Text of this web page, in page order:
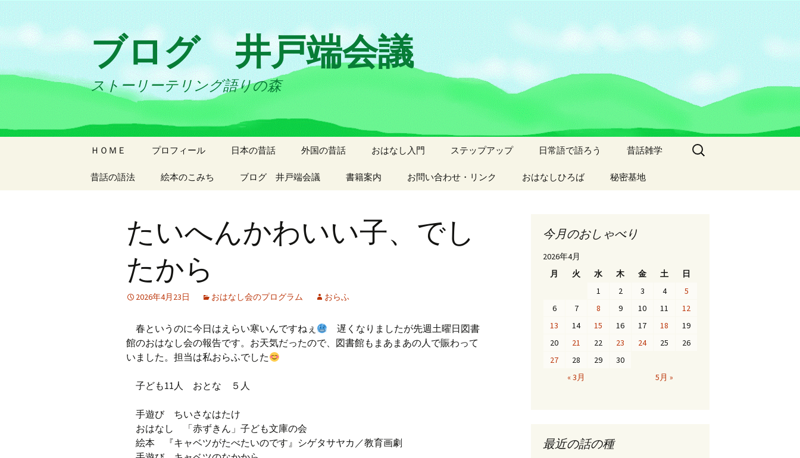
ブログ 井戸端会議
ストーリーテリング語りの森
ＨＯＭＥ プロフィール 日本の昔話 外国の昔話 おはなし入門 ステップアップ 日常語で語ろう 昔話雑学
昔話の語法 絵本のこみち ブログ 井戸端会議 書籍案内 お問い合わせ・リンク おはなしひろば 秘密基地
検
たいへんかわいい子、でし
たから
2026年4月23日 おはなし会のプログラム おらふ
春というのに今日はえらい寒いんですねぇ
遅くなりましたが先週土曜日図書
館のおはなし会の報告です。お天気だったので、図書館もまあまあの人で賑わって
いました。担当は私おらふでした
子ども11人 おとな ５人
手遊び ちいさなはたけ
おはなし 「赤ずきん」子ども文庫の会
絵本 『キャベツがたべたいのです』シゲタサヤカ／教育画劇
今月のおしゃべり
2026年4月
月
火 水 木 金 土 日
« 3月 5月 »
1 2 3 4
5
6
7 8 9 10 11
12
13
14 15 16 17 18
19
20
21 22 23 24 25
26
27
28 29 30
最近の話の種